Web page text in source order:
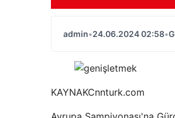
admin•24.06.2024 02:58•
KAYNAKCnnturk.com